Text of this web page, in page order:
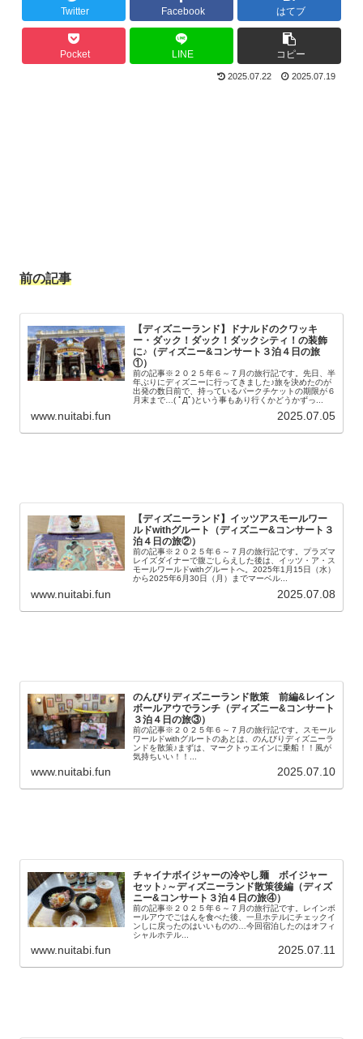
Twitter Facebook はてブ
Pocket LINE コピー
2025.07.22 2025.07.19
前の記事
【ディズニーランド】ドナルドのクワッキ
ー・ダック！ダック！ダックシティ！の装飾
に♪（ディズニー&コンサート３泊４日の旅
①）
前の記事※２０２５年６～７月の旅行記です。先日、半
年ぶりにディズニーに行ってきました♪旅を決めたのが
出発の数日前で、持っているパークチケットの期限が６
月末まで…( ﾟДﾟ)という事もあり行くかどうかずっ...
www.nuitabi.fun 2025.07.05
【ディズニーランド】イッツアスモールワー
ルドwithグルート（ディズニー&コンサート３
泊４日の旅②）
前の記事※２０２５年６～７月の旅行記です。プラズマ
レイズダイナーで腹ごしらえした後は、イッツ・ア・ス
モールワールドwithグルートへ。2025年1月15日（水）
から2025年6月30日（月）までマーベル...
www.nuitabi.fun 2025.07.08
のんびりディズニーランド散策 前編&レイン
ボールアウでランチ（ディズニー&コンサート
３泊４日の旅③）
前の記事※２０２５年６～７月の旅行記です。スモール
ワールドwithグルートのあとは、のんびりディズニーラ
ンドを散策♪まずは、マークトゥエインに乗船！！風が
気持ちいい！！...
www.nuitabi.fun 2025.07.10
チャイナボイジャーの冷やし麺 ボイジャー
セット♪～ディズニーランド散策後編（ディズ
ニー&コンサート３泊４日の旅④）
前の記事※２０２５年６～７月の旅行記です。レインボ
ールアウでごはんを食べた後、一旦ホテルにチェックイ
ンしに戻ったのはいいものの…今回宿泊したのはオフィ
シャルホテル...
www.nuitabi.fun 2025.07.11